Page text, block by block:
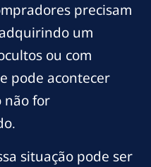
precisam
um
ou com
pode acontecer
não for
situação pode ser